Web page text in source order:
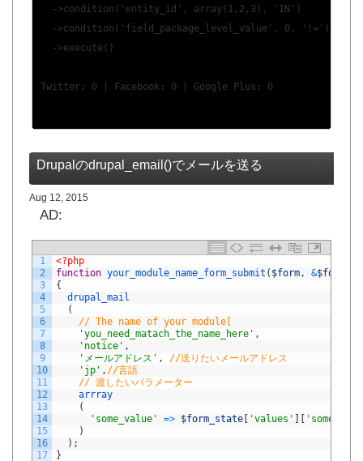
  ->condition('entity_id', array(1,2,3), 'IN')
  ->condition('field_package_level_value', 0, '!=')
  ->execute()
Drupalのdrupal_email()でメールを送る
Aug 12, 2015
AD:
1
2
3
4
5
6
7
8
9
10
11
12
13
14
15
16
17
<?php
function your_module_name_form_submit ( $form , &
{
drupal_mail
(
// The name of your module[
'you_need_matach_the_name_here' ,
'notice' ,
'メールアドレス' ,
//送りたいメールアドレス
'jp' , //言語
// 渡したいパラメーター
arrray
(
'some_value'
=> $form_state [ 'values' ] [
)
) ;
}